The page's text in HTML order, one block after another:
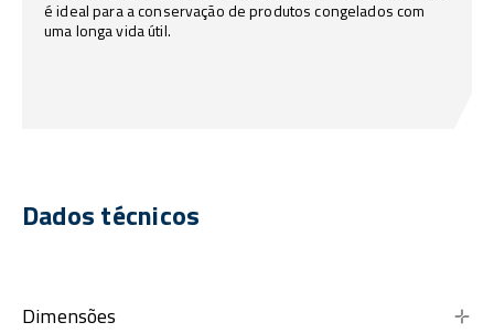
é ideal para a conservação de produtos congelados com
uma longa vida útil.
Dados técnicos
Dimensões